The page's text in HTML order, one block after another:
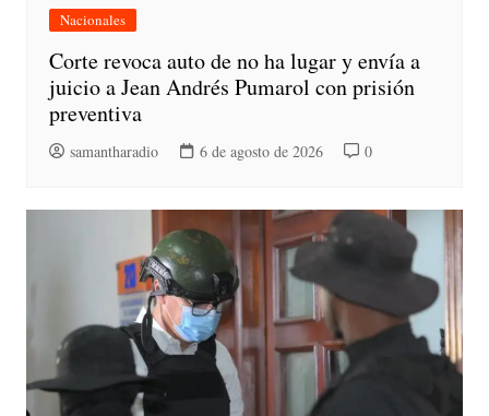
Nacionales
Corte revoca auto de no ha lugar y envía a
juicio a Jean Andrés Pumarol con prisión
preventiva
samantharadio 6 de agosto de 2026 0